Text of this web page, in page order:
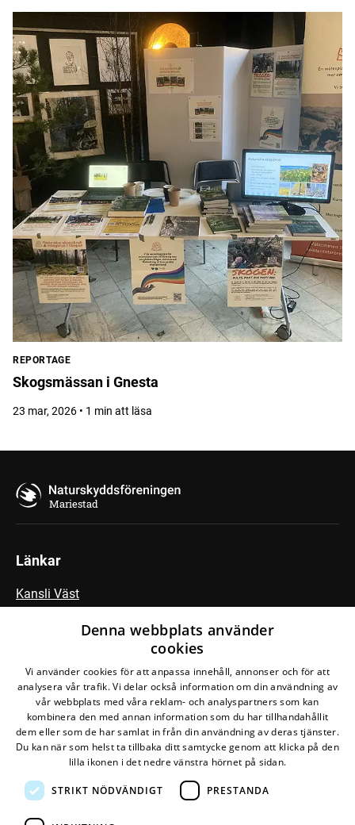
REPORTAGE
Skogsmässan i Gnesta
23 mar, 2026 • 1 min att läsa
Mariestad
Länkar
Kansli Väst
Fältbiologerna
Följ vår Facebook-grupp
Den här webbplatsen drivs avGlesys ABmed
Miljöval-märkt
Denna webbplats använder
cookies
Vi använder cookies för att anpassa innehåll, annonser och för att
analysera vår trafik. Vi delar också information om din användning av
vår webbplats med våra reklam- och analyspartners som kan
kombinera den med annan information som du har tillhandahållit
dem eller som de har samlat in från din användning av deras tjänster.
Du kan när som helst ta tillbaka ditt samtycke genom att klicka på den
lilla ikonen i det nedre vänstra hörnet på sidan.
STRIKT NÖDVÄNDIGT PRESTANDA